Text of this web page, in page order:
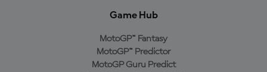
Game Hub
MotoGP™ Fantasy
MotoGP™ Predictor
MotoGP Guru Predict